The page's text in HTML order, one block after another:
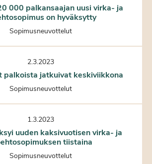
000 palkansaajan uusi virka- ja
on hyväksytty
Sopimusneuvottelut
2.3.2023
palkoista jatkuivat keskiviikkona
Sopimusneuvottelut
1.3.2023
uuden kaksivuotisen virka- ja
tiistaina
Sopimusneuvottelut